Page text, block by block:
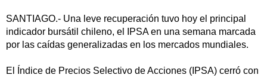
SANTIAGO.- Una leve recuperación tuvo hoy el principal
indicador bursátil chileno, el IPSA en una semana marcada
por las caídas generalizadas en los mercados mundiales.
El Índice de Precios Selectivo de Acciones (IPSA) cerró con